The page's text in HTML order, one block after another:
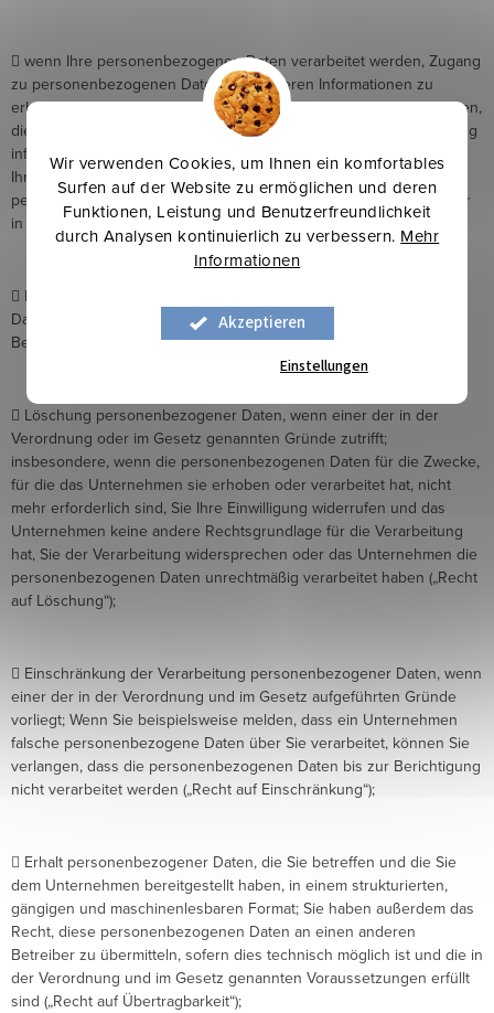
Wir verwenden Cookies, um Ihnen ein komfortables
Surfen auf der Website zu ermöglichen und deren
Funktionen, Leistung und Benutzerfreundlichkeit
durch Analysen kontinuierlich zu verbessern. Mehr
Informationen
Akzeptieren
Einstellungen
 wenn Ihre personenbezogenen Daten verarbeitet werden, Zugang
zu personenbezogenen Daten und anderen Informationen zu
erhalten und eine Kopie der personenbezogenen Daten zu erhalten,
die das Unternehmen verarbeitet („das Recht, über die Verarbeitung
informiert zu werden“); Das Unternehmen ist jedoch berechtigt,
Ihnen im Zusammenhang mit der Anforderung einer Kopie
personenbezogener Daten eine angemessene Verwaltungsgebühr
in Rechnung zu stellen.
 Berichtigung unrichtiger/unvollständiger personenbezogener
Daten, die das Unternehmen über Sie verarbeitet („Recht auf
Berichtigung“);
 Löschung personenbezogener Daten, wenn einer der in der
Verordnung oder im Gesetz genannten Gründe zutrifft;
insbesondere, wenn die personenbezogenen Daten für die Zwecke,
für die das Unternehmen sie erhoben oder verarbeitet hat, nicht
mehr erforderlich sind, Sie Ihre Einwilligung widerrufen und das
Unternehmen keine andere Rechtsgrundlage für die Verarbeitung
hat, Sie der Verarbeitung widersprechen oder das Unternehmen die
personenbezogenen Daten unrechtmäßig verarbeitet haben („Recht
auf Löschung“);
 Einschränkung der Verarbeitung personenbezogener Daten, wenn
einer der in der Verordnung und im Gesetz aufgeführten Gründe
vorliegt; Wenn Sie beispielsweise melden, dass ein Unternehmen
falsche personenbezogene Daten über Sie verarbeitet, können Sie
verlangen, dass die personenbezogenen Daten bis zur Berichtigung
nicht verarbeitet werden („Recht auf Einschränkung“);
 Erhalt personenbezogener Daten, die Sie betreffen und die Sie
dem Unternehmen bereitgestellt haben, in einem strukturierten,
gängigen und maschinenlesbaren Format; Sie haben außerdem das
Recht, diese personenbezogenen Daten an einen anderen
Betreiber zu übermitteln, sofern dies technisch möglich ist und die in
der Verordnung und im Gesetz genannten Voraussetzungen erfüllt
sind („Recht auf Übertragbarkeit“);